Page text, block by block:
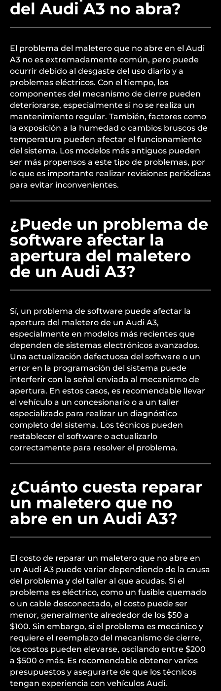
del Audi A3 no abra?
El problema del maletero que no abre en el Audi
A3 no es extremadamente común, pero puede
ocurrir debido al desgaste del uso diario y a
problemas eléctricos. Con el tiempo, los
componentes del mecanismo de cierre pueden
deteriorarse, especialmente si no se realiza un
mantenimiento regular. También, factores como
la exposición a la humedad o cambios bruscos de
temperatura pueden afectar el funcionamiento
del sistema. Los modelos más antiguos pueden
ser más propensos a este tipo de problemas, por
lo que es importante realizar revisiones periódicas
para evitar inconvenientes.
¿Puede un problema de
software afectar la
apertura del maletero
de un Audi A3?
Sí, un problema de software puede afectar la
apertura del maletero de un Audi A3,
especialmente en modelos más recientes que
dependen de sistemas electrónicos avanzados.
Una actualización defectuosa del software o un
error en la programación del sistema puede
interferir con la señal enviada al mecanismo de
apertura. En estos casos, es recomendable llevar
el vehículo a un concesionario o a un taller
especializado para realizar un diagnóstico
completo del sistema. Los técnicos pueden
restablecer el software o actualizarlo
correctamente para resolver el problema.
¿Cuánto cuesta reparar
un maletero que no
abre en un Audi A3?
El costo de reparar un maletero que no abre en
un Audi A3 puede variar dependiendo de la causa
del problema y del taller al que acudas. Si el
problema es eléctrico, como un fusible quemado
o un cable desconectado, el costo puede ser
menor, generalmente alrededor de los $50 a
$100. Sin embargo, si el problema es mecánico y
requiere el reemplazo del mecanismo de cierre,
los costos pueden elevarse, oscilando entre $200
a $500 o más. Es recomendable obtener varios
presupuestos y asegurarte de que los técnicos
tengan experiencia con vehículos Audi.